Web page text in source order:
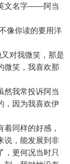
文名字——阿当
像你读的要用洋
对我微笑，那是
微笑，我喜欢那
我常投诉阿当
，因为我喜欢伊
同样的好感，
说，能发展到非
，更何况当时只